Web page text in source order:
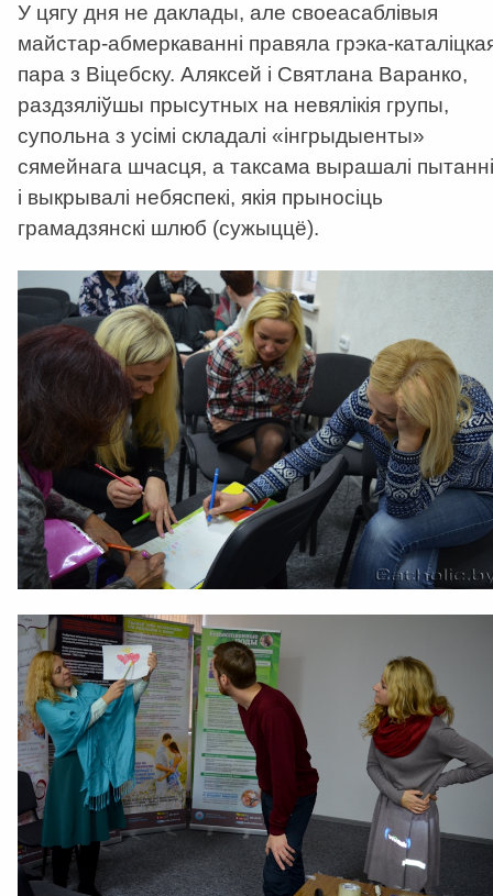
У цягу дня не даклады, але своеасаблівыя
майстар-абмеркаванні правяла грэка-
пара з Віцебску. Аляксей і Святлана Варанко,
раздзяліўшы прысутных на невялікія групы,
супольна з усімі складалі «інгрыдыенты»
сямейнага шчасця, а таксама вырашалі пытанні
і выкрывалі небяспекі, якія прыносіць
грамадзянскі шлюб (сужыццё).